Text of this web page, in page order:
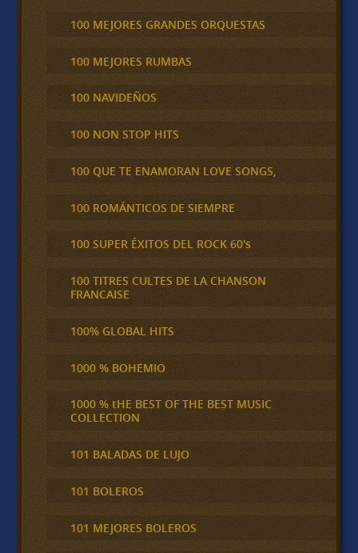
100 MEJORES GRANDES ORQUESTAS
100 MEJORES RUMBAS
100 NAVIDEÑOS
100 NON STOP HITS
100 QUE TE ENAMORAN LOVE SONGS,
100 ROMÁNTICOS DE SIEMPRE
100 SUPER ÉXITOS DEL ROCK 60's
100 TITRES CULTES DE LA CHANSON
FRANCAISE
100% GLOBAL HITS
1000 % BOHEMIO
1000 % tHE BEST OF THE BEST MUSIC
COLLECTION
101 BALADAS DE LUJO
101 BOLEROS
101 MEJORES BOLEROS